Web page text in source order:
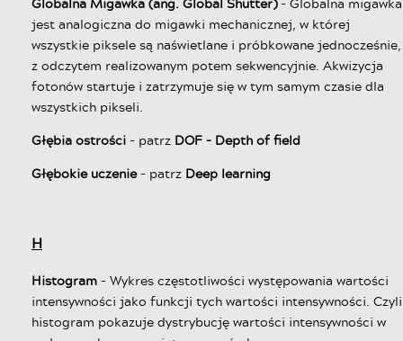
jest analogiczna do migawki mechanicznej, w której
wszystkie piksele są naświetlane i próbkowane jednocześnie,
z odczytem realizowanym potem sekwencyjnie. Akwizycja
fotonów startuje i zatrzymuje się w tym samym czasie dla
wszystkich pikseli.
Głębia ostrości- patrz DOF - Depth of field
Głębokie uczenie- patrz Deep learning
H
Histogram- Wykres częstotliwości występowania wartości
intensywności jako funkcji tych wartości intensywności. Czyli
histogram pokazuje dystrybucję wartości intensywności w